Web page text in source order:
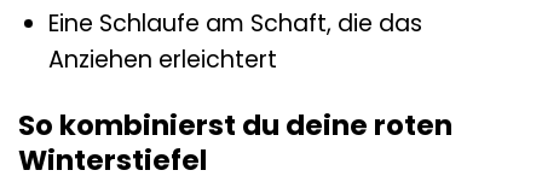
Eine Schlaufe am Schaft, die das
Anziehen erleichtert
So kombinierst du deine roten
Winterstiefel